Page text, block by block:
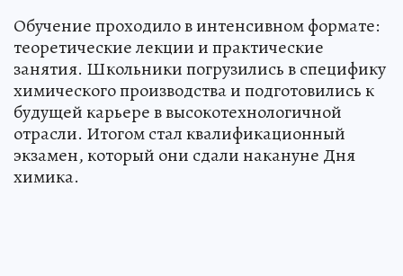
Обучение проходило в интенсивном формате:
теоретические лекции и практические
занятия. Школьники погрузились в специфику
химического производства и подготовились к
будущей карьере в высокотехнологичной
отрасли. Итогом стал квалификационный
экзамен, который они сдали накануне Дня
химика.